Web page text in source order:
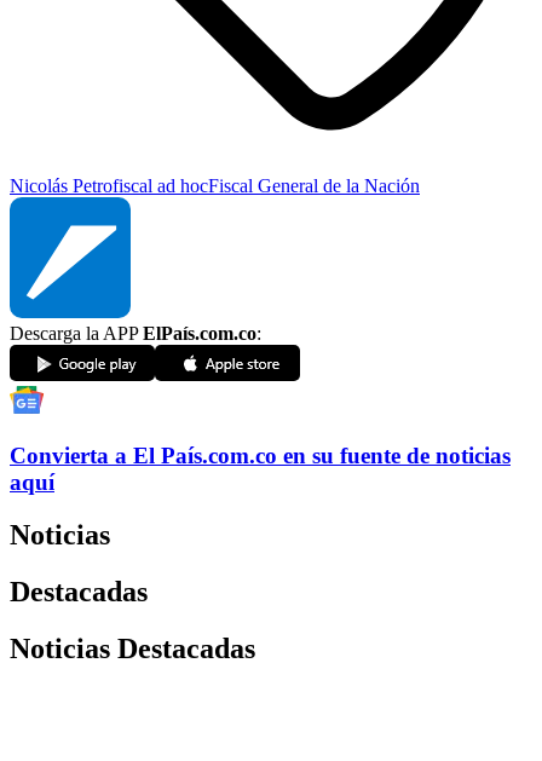
Nicolás Petrofiscal ad hocFiscal General de la Nación
Descarga la APPElPaís.com.co:
Convierta a El País.com.co en su fuente de noticias
aquí
Noticias
Destacadas
Noticias Destacadas